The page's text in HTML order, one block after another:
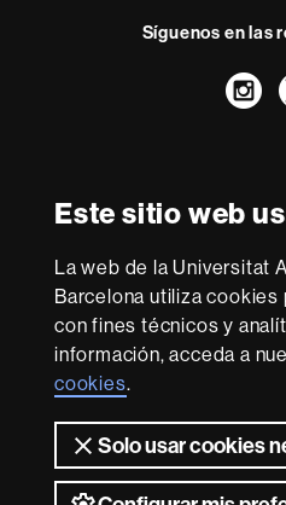
Este sitio web
La web de la Universitat
Barcelona utiliza
con fines técnicos y
información, acceda a
cookies.
Solo usar cookies
Síguenos en las
Con la
Sobre
esta
web Aviso legal
web Accesibilidad web